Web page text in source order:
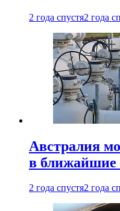
2 года спустя2 года
Австралия
в ближайшие
2 года спустя2 года